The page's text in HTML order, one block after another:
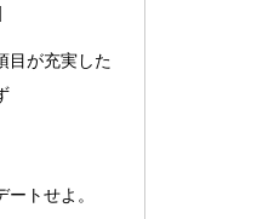
目が充実した
トせよ。